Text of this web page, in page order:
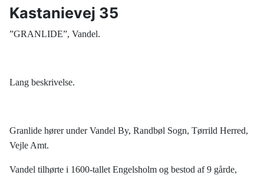
Kastanievej 35
”GRANLIDE”, Vandel.
Lang beskrivelse.
Granlide hører under Vandel By, Randbøl Sogn, Tørrild Herred,
Vejle Amt.
Vandel tilhørte i 1600-tallet Engelsholm og bestod af 9 gårde,